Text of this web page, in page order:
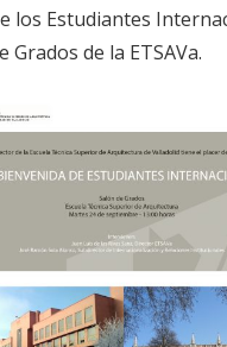
los Estudiantes
Grados de la ETSAVa.